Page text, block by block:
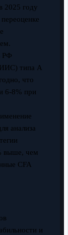
2025 году
РФ
типа А
что
6-8% при
анализа
выше, чем
CFA
и